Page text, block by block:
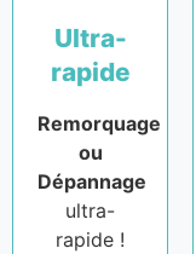
Ultra-
rapide
Remorquage
ou
Dépannage
ultra-
rapide !